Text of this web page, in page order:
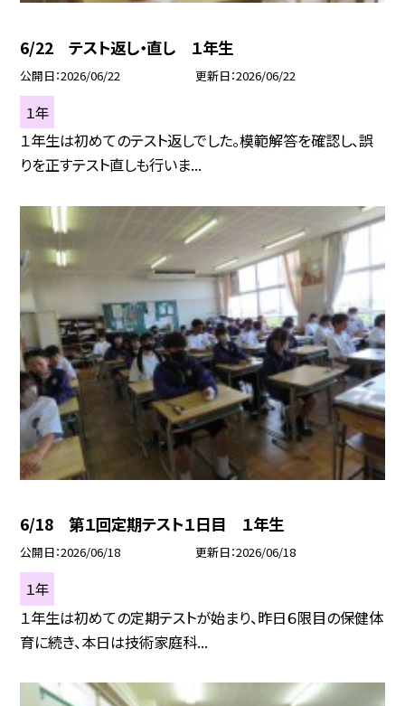
6/22 テスト返し・直し １年生
公開日 2026/06/22 更新日 2026/06/22
１年
１年生は初めてのテスト返しでした。模範解答を確認し、誤
りを正すテスト直しも行いま...
6/18 第１回定期テスト１日目 １年生
公開日 2026/06/18 更新日 2026/06/18
１年
１年生は初めての定期テストが始まり、昨日６限目の保健体
育に続き、本日は技術家庭科...